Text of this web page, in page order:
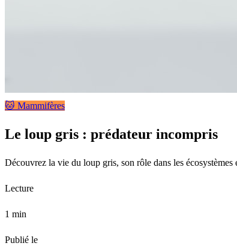
🐱 Mammifères
Le loup gris : prédateur incompris
Découvrez la vie du loup gris, son rôle dans les
Lecture
1 min
Publié le